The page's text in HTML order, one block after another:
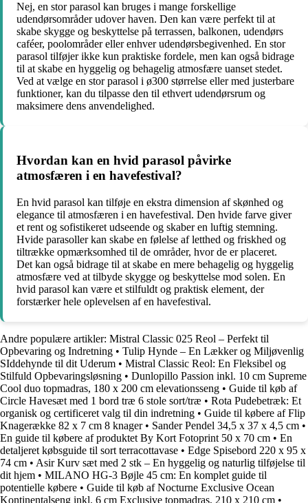
Nej, en stor parasol kan bruges i mange forskellige
udendørsområder udover haven. Den kan være perfekt til at
skabe skygge og beskyttelse på terrassen, balkonen, udendørs
caféer, poolområder eller enhver udendørsbegivenhed. En stor
parasol tilføjer ikke kun praktiske fordele, men kan også bidrage
til at skabe en hyggelig og behagelig atmosfære uanset stedet.
Ved at vælge en stor parasol i ø300 størrelse eller med justerbare
funktioner, kan du tilpasse den til ethvert udendørsrum og
maksimere dens anvendelighed.
Hvordan kan en hvid parasol påvirke
atmosfæren i en havefestival?
En hvid parasol kan tilføje en ekstra dimension af skønhed og
elegance til atmosfæren i en havefestival. Den hvide farve giver
et rent og sofistikeret udseende og skaber en luftig stemning.
Hvide parasoller kan skabe en følelse af letthed og friskhed og
tiltrække opmærksomhed til de områder, hvor de er placeret.
Det kan også bidrage til at skabe en mere behagelig og hyggelig
atmosfære ved at tilbyde skygge og beskyttelse mod solen. En
hvid parasol kan være et stilfuldt og praktisk element, der
forstærker hele oplevelsen af en havefestival.
Andre populære artikler: Mistral Classic 025 Reol – Perfekt til
Opbevaring og Indretning • Tulip Hynde – En Lækker og Miljøvenlig
SIddehynde til dit Uderum • Mistral Classic Reol: En Fleksibel og
Stilfuld Opbevaringsløsning • Dunlopillo Passion inkl. 10 cm Supreme
Cool duo topmadras, 180 x 200 cm elevationsseng • Guide til køb af
Circle Havesæt med 1 bord træ 6 stole sort/træ • Rota Pudebetræk: Et
organisk og certificeret valg til din indretning • Guide til købere af Flip
Knagerække 82 x 7 cm 8 knager• Sander Pendel 34,5 x 37 x 4,5 cm •
En guide til købere af produktet By Kort Fotoprint 50 x 70 cm • En
detaljeret købsguide til sort terracottavase • Edge Spisebord 220 x 95 x
74 cm • Asir Kurv sæt med 2 stk – En hyggelig og naturlig tilføjelse til
dit hjem • MILANO HG-3 Bøjle 45 cm: En komplet guide til
potentielle købere • Guide til køb af Nocturne Exclusive Ocean
Kontinentalseng inkl. 6 cm Exclusive topmadras, 210 x 210 cm •